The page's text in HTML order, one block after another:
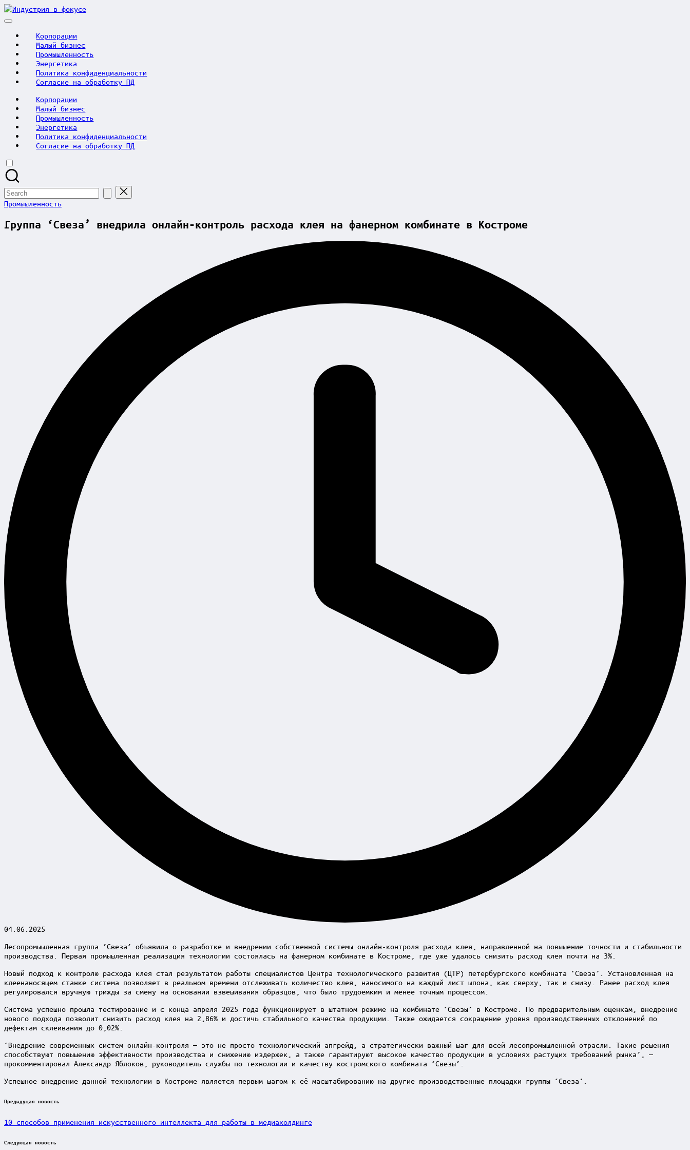
Skip
to
Индустрия
Корпорации
Малый бизнес
Промышленность
Энергетика
Политика конфиденциальности
Согласие на обработку ПД
Корпорации
Малый бизнес
Промышленность
Энергетика
Политика конфиденциальности
Согласие на обработку ПД
Search
for:
Posted
Промышленность
Группа ‘Свеза’ внедрила онлайн-контроль расхода клея на фанерном комбинате в Костроме
04.06.2025
Лесопромышленная группа ‘Свеза’ объявила о разработке и внедрении собственной системы онлайн-контроля расхода клея, направленной на повышение точности и стабильности
производства. Первая промышленная реализация технологии состоялась на фанерном комбинате в Костроме, где уже удалось снизить расход клея почти на 3%.
Новый подход к контролю расхода клея стал результатом работы специалистов Центра технологического развития (ЦТР) петербургского комбината ‘Свеза’. Установленная на
клеенаносящем станке система позволяет в реальном времени отслеживать количество клея, наносимого на каждый лист шпона, как сверху, так и снизу. Ранее расход клея
регулировался вручную трижды за смену на основании взвешивания образцов, что было трудоемким и менее точным процессом.
Система успешно прошла тестирование и с конца апреля 2025 года функционирует в штатном режиме на комбинате ‘Свезы’ в Костроме. По предварительным оценкам, внедрение
нового подхода позволит снизить расход клея на 2,86% и достичь стабильного качества продукции. Также ожидается сокращение уровня производственных отклонений по
дефектам склеивания до 0,02%.
‘Внедрение современных систем онлайн-контроля — это не просто технологический апгрейд, а стратегически важный шаг для всей лесопромышленной отрасли. Такие решения
способствуют повышению эффективности производства и снижению издержек, а также гарантируют высокое качество продукции в условиях растущих требований рынка’, —
прокомментировал Александр Яблоков, руководитель службы по технологии и качеству костромского комбината ‘Свезы’.
Успешное внедрение данной технологии в Костроме является первым шагом к её масштабированию на другие производственные площадки группы ‘Свеза’.
Post
Предыдущая новость
10 способов применения искусственного интеллекта для работы в медиахолдинге
Следующая новость